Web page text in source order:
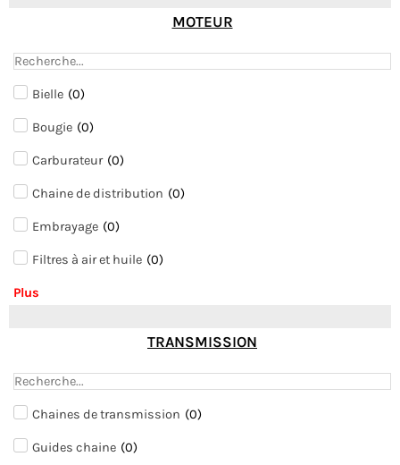
MOTEUR
Bielle (0)
Bougie (0)
Carburateur (0)
Chaine de distribution (0)
Embrayage (0)
Filtres à air et huile (0)
Plus
TRANSMISSION
Chaines de transmission (0)
Guides chaine (0)